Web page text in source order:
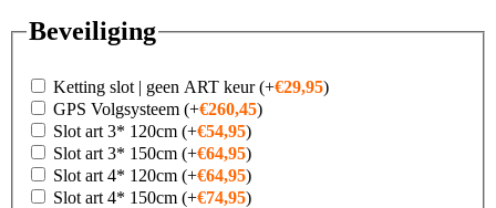
Beveiliging
Ketting slot | geen ART keur(+€29,95)
GPS Volgsysteem (+€260,45)
Slot art 3* 120cm (+€54,95)
Slot art 3* 150cm (+€64,95)
Slot art 4* 120cm (+€64,95)
Slot art 4* 150cm (+€74,95)